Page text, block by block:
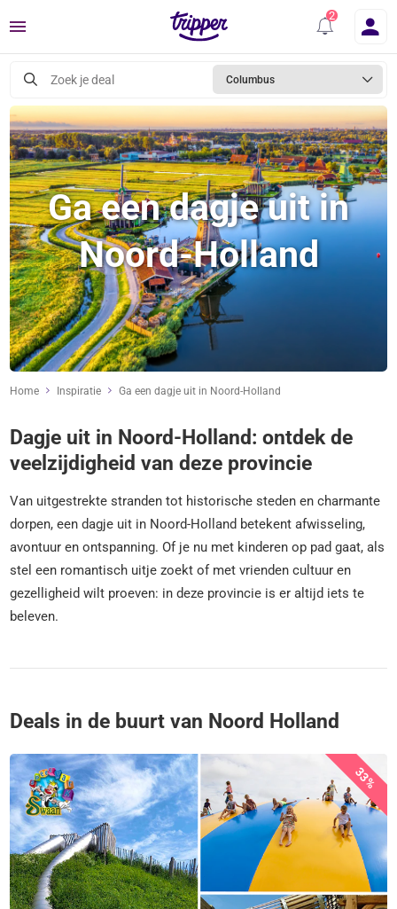
Menu
Zoek je deal Columbus
Ga een dagje uit in
Noord-Holland
Home Inspiratie Ga een dagje uit in Noord-Holland
Dagje uit in Noord-Holland: ontdek de
veelzijdigheid van deze provincie
Van uitgestrekte stranden tot historische steden en charmante
dorpen, een dagje uit in Noord-Holland betekent afwisseling,
avontuur en ontspanning. Of je nu met kinderen op pad gaat, als
stel een romantisch uitje zoekt of met vrienden cultuur en
gezelligheid wilt proeven: in deze provincie is er altijd iets te
beleven.
Deals in de buurt van Noord Holland
33%